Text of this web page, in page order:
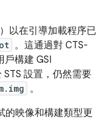
以在引導加載程序已
。這通過對 CTS-
戶構建 GSI
設置，仍然需要
。
的映像和構建類型更